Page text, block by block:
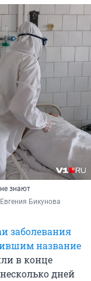
знают
Бикунова
заболевания
название
в конце
дней